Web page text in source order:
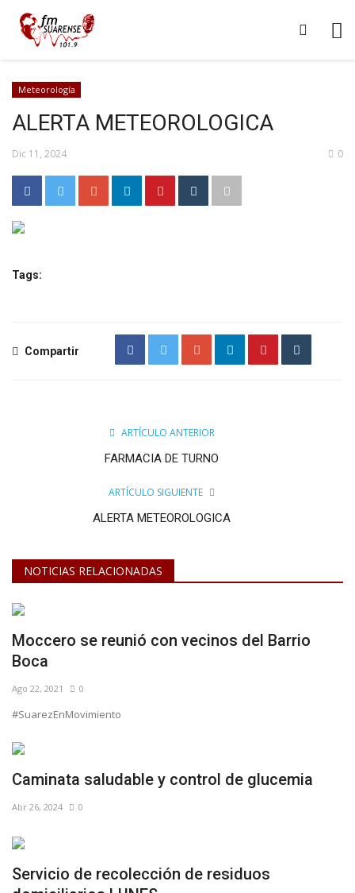
Meteorología
ALERTA METEOROLOGICA
Dic 11, 2024 0
Tags:
Compartir
ARTÍCULO ANTERIOR
FARMACIA DE TURNO
ARTÍCULO SIGUIENTE
ALERTA METEOROLOGICA
NOTICIAS RELACIONADAS
Moccero se reunió con vecinos del Barrio
Boca
Ago 22, 2021 0
#SuarezEnMovimiento
Caminata saludable y control de glucemia
Abr 26, 2024 0
Servicio de recolección de residuos